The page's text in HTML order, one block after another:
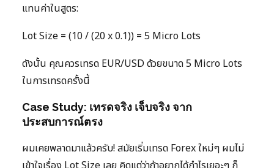
แทนค่าในสูตร:
Lot Size = (10 / (20 x 0.1)) = 5 Micro Lots
ดังนั้น คุณควรเทรด EUR/USD ด้วยขนาด 5 Micro Lots
ในการเทรดครั้งนี้
Case Study: เทรดจริง เจ็บจริง จาก
ประสบการณ์ตรง
ผมเคยพลาดมาแล้วครับ! สมัยเริ่มเทรด Forex ใหม่ๆ ผมไม่